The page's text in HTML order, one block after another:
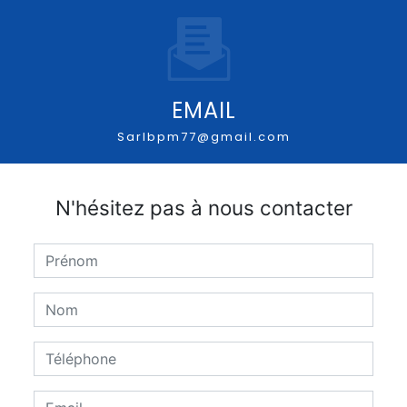
EMAIL
sarlbpm77@gmail.com
N'hésitez pas à nous contacter